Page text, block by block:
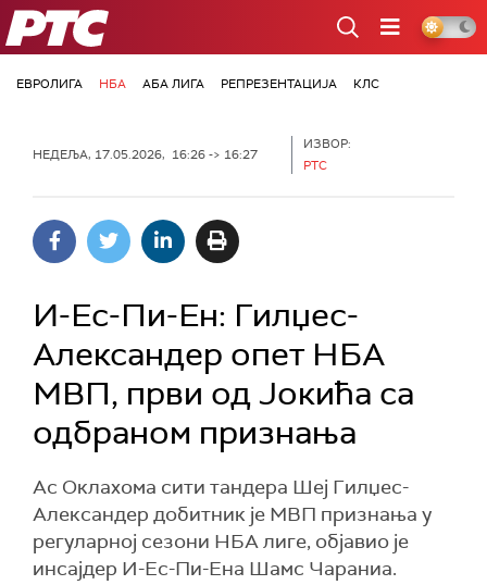
РТС
ЕВРОЛИГА НБА АБА ЛИГА РЕПРЕЗЕНТАЦИЈА КЛС
НЕДЕЉА, 17.05.2026, 16:26 -> 16:27
ИЗВОР:
РТС
И-Ес-Пи-Ен: Гилџес-
Александер опет НБА
МВП, први од Јокића са
одбраном признања
Ас Оклахома сити тандера Шеј Гилџес-
Александер добитник је МВП признања у
регуларној сезони НБА лиге, објавио је
инсајдер И-Ес-Пи-Ена Шамс Чараниа.